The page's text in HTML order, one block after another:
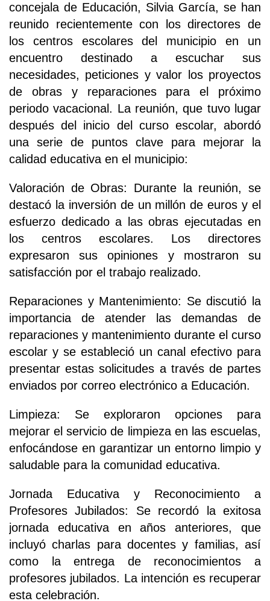
concejala de Educación, Silvia García, se han
reunido recientemente con los directores de
los centros escolares del municipio en un
encuentro destinado a escuchar sus
necesidades, peticiones y valor los proyectos
de obras y reparaciones para el próximo
periodo vacacional. La reunión, que tuvo lugar
después del inicio del curso escolar, abordó
una serie de puntos clave para mejorar la
calidad educativa en el municipio:
Valoración de Obras: Durante la reunión, se
destacó la inversión de un millón de euros y el
esfuerzo dedicado a las obras ejecutadas en
los centros escolares. Los directores
expresaron sus opiniones y mostraron su
satisfacción por el trabajo realizado.
Reparaciones y Mantenimiento: Se discutió la
importancia de atender las demandas de
reparaciones y mantenimiento durante el curso
escolar y se estableció un canal efectivo para
presentar estas solicitudes a través de partes
enviados por correo electrónico a Educación.
Limpieza: Se exploraron opciones para
mejorar el servicio de limpieza en las escuelas,
enfocándose en garantizar un entorno limpio y
saludable para la comunidad educativa.
Jornada Educativa y Reconocimiento a
Profesores Jubilados: Se recordó la exitosa
jornada educativa en años anteriores, que
incluyó charlas para docentes y familias, así
como la entrega de reconocimientos a
profesores jubilados. La intención es recuperar
esta celebración.